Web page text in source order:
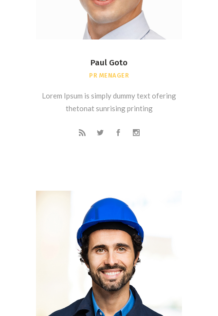
Paul Goto
PR MENAGER
Lorem Ipsum is simply dummy text ofering
thetonat sunrising printing